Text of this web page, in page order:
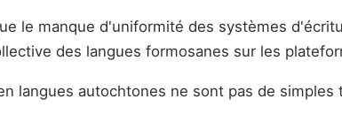
le manque d'uniformité des systèmes
des langues formosanes sur les
langues autochtones ne sont pas de